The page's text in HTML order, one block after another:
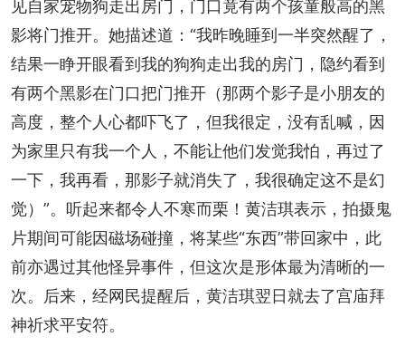
见自家宠物狗走出房门，门口竟有两个孩童般高的黑
影将门推开。她描述道：“我昨晚睡到一半突然醒了，
结果一睁开眼看到我的狗狗走出我的房门，隐约看到
有两个黑影在门口把门推开（那两个影子是小朋友的
高度，整个人心都吓飞了，但我很定，没有乱喊，因
为家里只有我一个人，不能让他们发觉我怕，再过了
一下，我再看，那影子就消失了，我很确定这不是幻
觉）”。听起来都令人不寒而栗！黄洁琪表示，拍摄鬼
片期间可能因磁场碰撞，将某些“东西”带回家中，此
前亦遇过其他怪异事件，但这次是形体最为清晰的一
次。后来，经网民提醒后，黄洁琪翌日就去了宫庙拜
神祈求平安符。